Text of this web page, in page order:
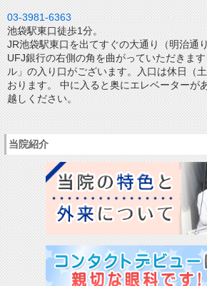
03-3981-6363
池袋駅東口徒歩1分。
JR池袋駅東口を出てすぐの大通り（明治通
UFJ銀行の右側の角を曲がっていただきま
ル」の入り口がございます。入口は休日（
おります。 中に入ると奥にエレベーターが
越しください。
当院紹介